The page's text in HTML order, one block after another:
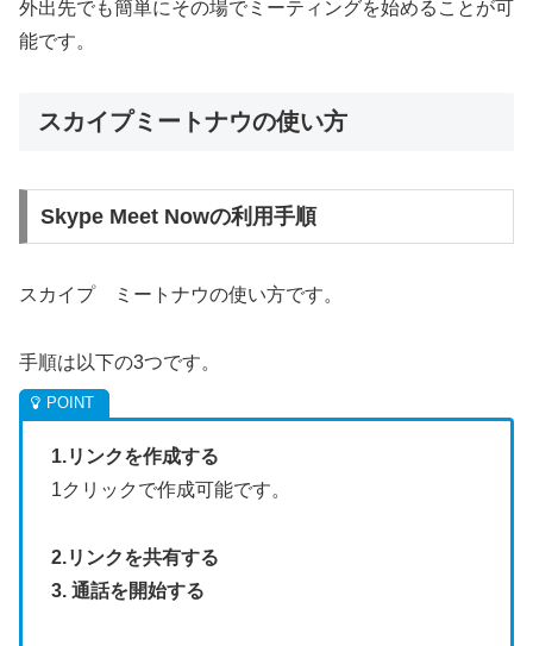
外出先でも簡単にその場でミーティングを始めることが可
能です。
スカイプミートナウの使い方
Skype Meet Nowの利用手順
スカイプ ミートナウの使い方です。
手順は以下の3つです。
1.リンクを作成する
1クリックで作成可能です。
2.リンクを共有する
3. 通話を開始する